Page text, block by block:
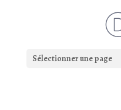
Sélectionner une page